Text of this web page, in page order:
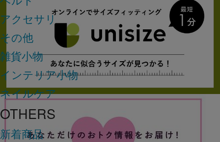
アクセサリ
その他
雑貨小物
インテリア小物
ネイルケア
OTHERS
新着商品